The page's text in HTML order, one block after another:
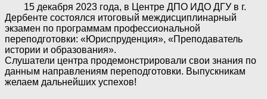
15 декабря 2023 года, в Центре ДПО ИДО ДГУ в г.
Дербенте состоялся итоговый междисциплинарный
экзамен по программам профессиональной
переподготовки: «Юриспруденция», «Преподаватель
истории и образования».
Слушатели центра продемонстрировали свои знания по
данным направлениям переподготовки. Выпускникам
желаем дальнейших успехов!